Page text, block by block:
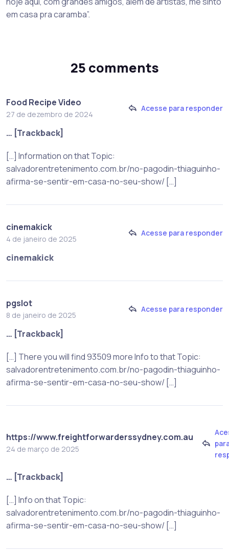
em casa pra caramba”.
25 comments
Food Recipe Video
27 de dezembro de 2024
Acesse para responder
… [Trackback]
[…] Information on that Topic:
salvadorentretenimento.com.br/no-pagodin-thiaguinho-
afirma-se-sentir-em-casa-no-seu-show/ […]
cinemakick
4 de janeiro de 2025
Acesse para responder
cinemakick
pgslot
8 de janeiro de 2025
Acesse para responder
… [Trackback]
[…] There you will find 93509 more Info to that Topic:
salvadorentretenimento.com.br/no-pagodin-thiaguinho-
afirma-se-sentir-em-casa-no-seu-show/ […]
https://www.freightforwarderssydney.com.au
24 de março de 2025
… [Trackback]
[…] Info on that Topic:
salvadorentretenimento.com.br/no-pagodin-thiaguinho-
afirma-se-sentir-em-casa-no-seu-show/ […]